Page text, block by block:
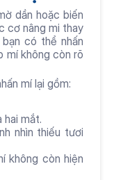
dần hoặc biến
cơ nâng mi thay
có thể nhấn
mí không còn rõ
mí lại gồm:
hai mắt.
nhìn thiếu tươi
không còn hiện